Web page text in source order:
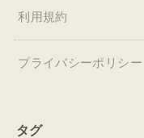
利用規約
プライバシーポリシー
タグ